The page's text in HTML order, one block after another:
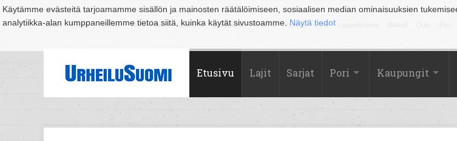
Käytämme evästeitä tarjoamamme sisällön ja mainosten räätälöimiseen, sosiaalisen median ominaisuuksien
analytiikka-alan kumppaneillemme tietoa siitä, kuinka käytät sivustoamme. Näytä tiedot
Suomi Espoo Helsinki Hämeenlinna Joensuu Jyväskylä Kouvola Kuopio Lahti
Etusivu Lajit Sarjat Pori Kaupungit